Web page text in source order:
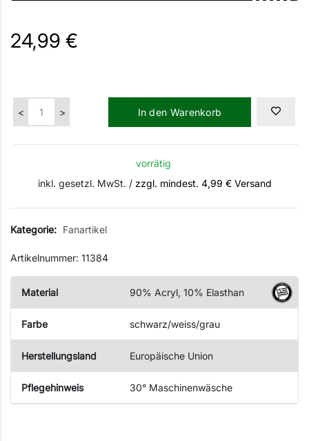
24,99 €
In den Warenkorb
vorrätig
inkl. gesetzl. MwSt. / zzgl. mindest. 4,99 € Versand
Kategorie: Fanartikel
Artikelnummer: 11384
Material 90% Acryl, 10% Elasthan
Farbe schwarz/weiss/grau
Herstellungsland Europäische Union
Pflegehinweis 30° Maschinenwäsche